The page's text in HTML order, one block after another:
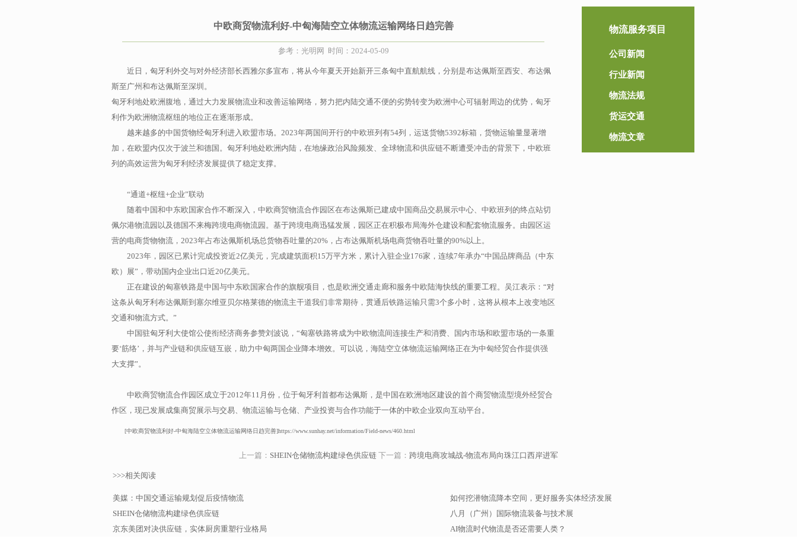
中欧商贸物流利好-中匈海陆空立体物流运输网络日趋完善
参考：光明网 时间：2024-05-09
近日，匈牙利外交与对外经济部长西雅尔多宣布，将从今年夏天开始新开三条匈中直航航线，分别是布达佩斯至西安、布达佩
斯至广州和布达佩斯至深圳。
匈牙利地处欧洲腹地，通过大力发展物流业和改善运输网络，努力把内陆交通不便的劣势转变为欧洲中心可辐射周边的优势，匈牙
利作为欧洲物流枢纽的地位正在逐渐形成。
越来越多的中国货物经匈牙利进入欧盟市场。2023年两国间开行的中欧班列有54列，运送货物5392标箱，货物运输量显著增
加，在欧盟内仅次于波兰和德国。匈牙利地处欧洲内陆，在地缘政治风险频发、全球物流和供应链不断遭受冲击的背景下，中欧班
列的高效运营为匈牙利经济发展提供了稳定支撑。
“通道+枢纽+企业”联动
随着中国和中东欧国家合作不断深入，中欧商贸物流合作园区在布达佩斯已建成中国商品交易展示中心、中欧班列的终点站切
佩尔港物流园以及德国不来梅跨境电商物流园。基于跨境电商迅猛发展，园区正在积极布局海外仓建设和配套物流服务。由园区运
营的电商货物物流，2023年占布达佩斯机场总货物吞吐量的20%，占布达佩斯机场电商货物吞吐量的90%以上。
2023年，园区已累计完成投资近2亿美元，完成建筑面积15万平方米，累计入驻企业176家，连续7年承办“中国品牌商品（中东
欧）展”，带动国内企业出口近20亿美元。
正在建设的匈塞铁路是中国与中东欧国家合作的旗舰项目，也是欧洲交通走廊和服务中欧陆海快线的重要工程。吴江表示：“对
这条从匈牙利布达佩斯到塞尔维亚贝尔格莱德的物流主干道我们非常期待，贯通后铁路运输只需3个多小时，这将从根本上改变地区
交通和物流方式。”
中国驻匈牙利大使馆公使衔经济商务参赞刘波说，“匈塞铁路将成为中欧物流间连接生产和消费、国内市场和欧盟市场的一条重
要‘筋络’，并与产业链和供应链互嵌，助力中匈两国企业降本增效。可以说，海陆空立体物流运输网络正在为中匈经贸合作提供强
大支撑”。
中欧商贸物流合作园区成立于2012年11月份，位于匈牙利首都布达佩斯，是中国在欧洲地区建设的首个商贸物流型境外经贸合
作区，现已发展成集商贸展示与交易、物流运输与仓储、产业投资与合作功能于一体的中欧企业双向互动平台。
[中欧商贸物流利好-中匈海陆空立体物流运输网络日趋完善]https://www.sunhay.net/information/Field-news/460.html
物流服务项目
公司新闻
行业新闻
物流法规
货运交通
物流文章
上一篇： SHEIN仓储物流构建绿色供应链 下一篇： 跨境电商攻城战-物流布局向珠江口西岸进军
>>>相关阅读
美媒：中国交通运输规划促后疫情物流
如何挖潜物流降本空间，更好服务实体经济发展
SHEIN仓储物流构建绿色供应链
八月（广州）国际物流装备与技术展
京东美团对决供应链，实体厨房重塑行业格局
AI物流时代物流是否还需要人类？